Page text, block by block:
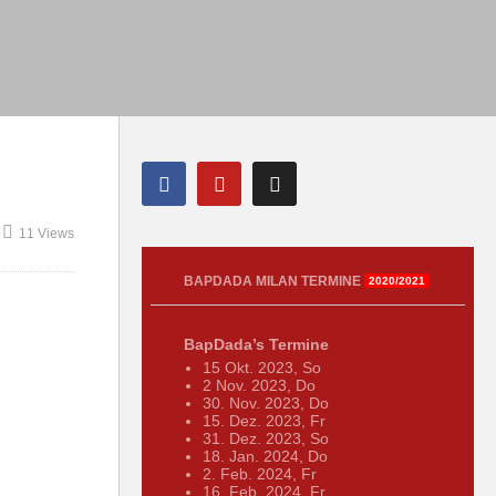
11 Views
BAPDADA MILAN TERMINE 2020/2021
BapDada’s Termine
15 Okt. 2023, So
2 Nov. 2023, Do
30. Nov. 2023, Do
15. Dez. 2023, Fr
31. Dez. 2023, So
18. Jan. 2024, Do
2. Feb. 2024, Fr
16. Feb. 2024, Fr